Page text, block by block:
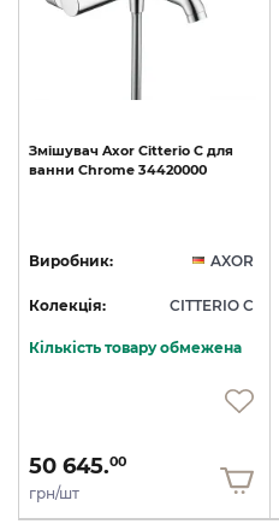
Змішувач Axor Citterio C для
ванни Chrome 34420000
Виробник: AXOR
Колекція: CITTERIO C
Кількість товару обмежена
50 645.00
грн/шт